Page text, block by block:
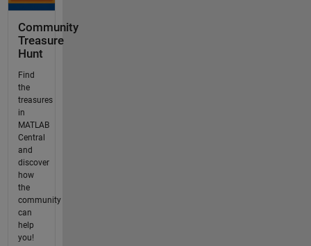
Community
Treasure
Hunt
Find
the
treasures
in
MATLAB
Central
and
discover
how
the
community
can
help
you!